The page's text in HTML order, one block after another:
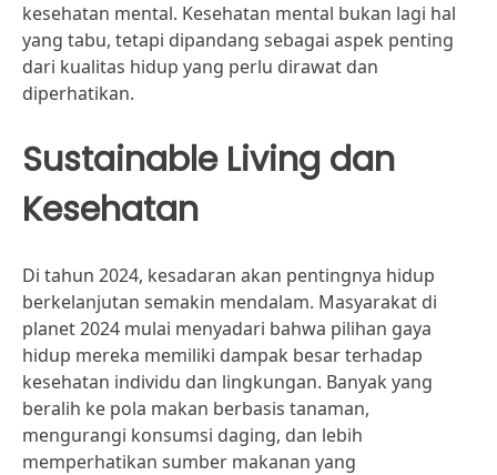
kesehatan mental. Kesehatan mental bukan lagi hal
yang tabu, tetapi dipandang sebagai aspek penting
dari kualitas hidup yang perlu dirawat dan
diperhatikan.
Sustainable Living dan
Kesehatan
Di tahun 2024, kesadaran akan pentingnya hidup
berkelanjutan semakin mendalam. Masyarakat di
planet 2024 mulai menyadari bahwa pilihan gaya
hidup mereka memiliki dampak besar terhadap
kesehatan individu dan lingkungan. Banyak yang
beralih ke pola makan berbasis tanaman,
mengurangi konsumsi daging, dan lebih
memperhatikan sumber makanan yang